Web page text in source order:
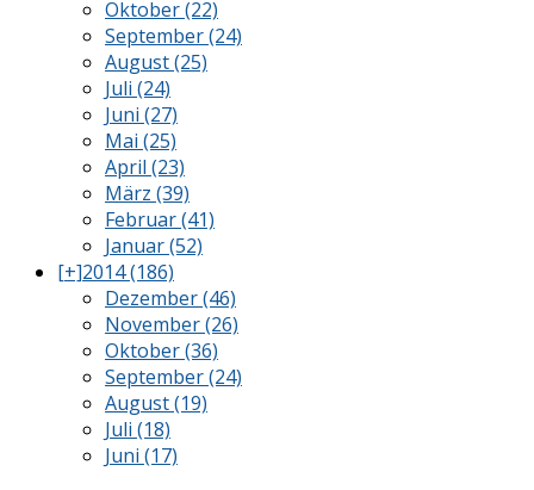
Oktober (22)
September (24)
August (25)
Juli (24)
Juni (27)
Mai (25)
April (23)
März (39)
Februar (41)
Januar (52)
[+]2014 (186)
Dezember (46)
November (26)
Oktober (36)
September (24)
August (19)
Juli (18)
Juni (17)